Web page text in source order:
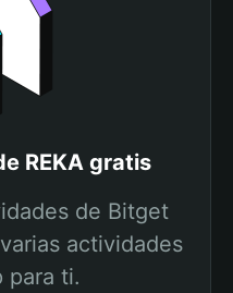
REKA gratis
de Bitget
actividades
para ti.